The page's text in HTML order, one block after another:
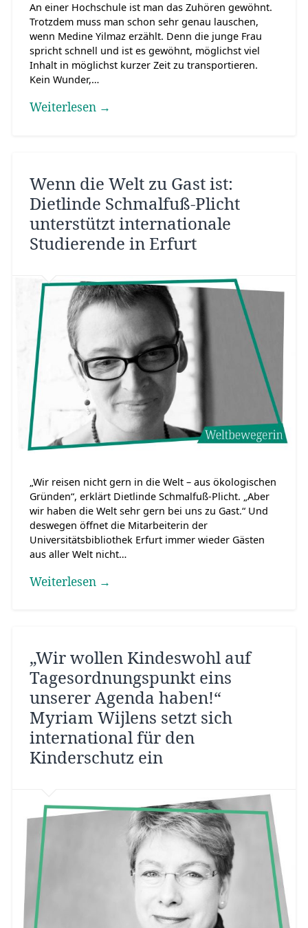
An einer Hochschule ist man das Zuhören gewöhnt.
Trotzdem muss man schon sehr genau lauschen,
wenn Medine Yilmaz erzählt. Denn die junge Frau
spricht schnell und ist es gewöhnt, möglichst viel
Inhalt in möglichst kurzer Zeit zu transportieren.
Kein Wunder,…
Weiterlesen →
Wenn die Welt zu Gast ist:
Dietlinde Schmalfuß-Plicht
unterstützt internationale
Studierende in Erfurt
„Wir reisen nicht gern in die Welt – aus ökologischen
Gründen“, erklärt Dietlinde Schmalfuß-Plicht. „Aber
wir haben die Welt sehr gern bei uns zu Gast.“ Und
deswegen öffnet die Mitarbeiterin der
Universitätsbibliothek Erfurt immer wieder Gästen
aus aller Welt nicht…
Weiterlesen →
„Wir wollen Kindeswohl auf
Tagesordnungspunkt eins
unserer Agenda haben!“
Myriam Wijlens setzt sich
international für den
Kinderschutz ein